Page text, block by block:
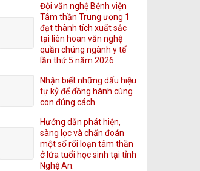
Đội văn nghệ Bệnh viện
Tâm thần Trung ương 1
đạt thành tích xuất sắc
tại liên hoan văn nghệ
quần chúng ngành y tế
lần thứ 5 năm 2026.
Nhận biết những dấu hiệu
tự kỷ để đồng hành cùng
con đúng cách.
Hướng dẫn phát hiện,
sàng lọc và chẩn đoán
một số rối loạn tâm thần
ở lứa tuổi học sinh tại tỉnh
Nghệ An.